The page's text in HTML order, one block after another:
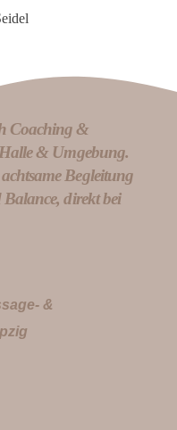
Coaching &
& Umgebung.
Begleitung
direkt bei
&